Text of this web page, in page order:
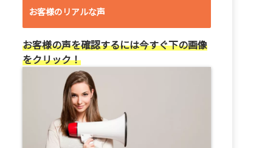
お客様のリアルな声
お客様の声を確認するには今すぐ下の画像
をクリック！